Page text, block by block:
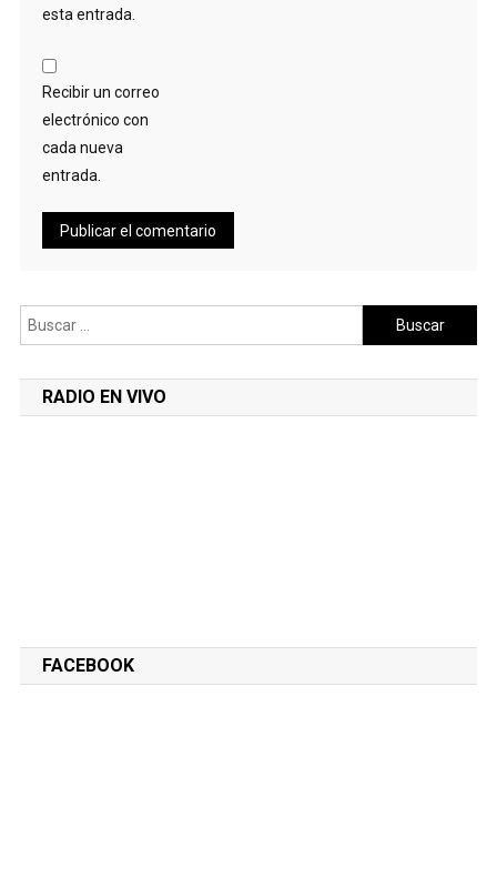
esta entrada.
Recibir un correo
electrónico con
cada nueva
entrada.
Buscar:
RADIO EN VIVO
FACEBOOK